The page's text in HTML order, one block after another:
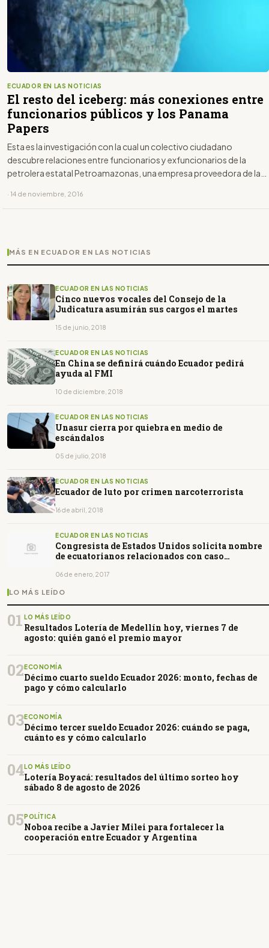
ECUADOR EN LAS NOTICIAS
El resto del iceberg: más conexiones entre
funcionarios públicos y los Panama
Papers
Esta es la investigación con la cual un colectivo ciudadano
descubre relaciones entre funcionarios y exfuncionarios de la
petrolera estatal Petroamazonas, una empresa proveedora de la
Papers.
· 14 de noviembre, 2016
MÁS EN ECUADOR EN LAS NOTICIAS
ECUADOR EN LAS NOTICIAS
Cinco nuevos vocales del Consejo de la
Judicatura asumirán sus cargos el martes
15 de junio, 2018
ECUADOR EN LAS NOTICIAS
En China se definirá cuándo Ecuador pedirá
ayuda al FMI
10 de diciembre, 2018
ECUADOR EN LAS NOTICIAS
Unasur cierra por quiebra en medio de
escándalos
05 de julio, 2018
ECUADOR EN LAS NOTICIAS
Ecuador de luto por crimen narcoterrorista
16 de abril, 2018
ECUADOR EN LAS NOTICIAS
Congresista de Estados Unidos solicita nombre
de ecuatorianos relacionados con caso
06 de enero, 2017
LO MÁS LEÍDO
01 LO MÁS LEÍDO
Resultados Lotería de Medellín hoy, viernes 7 de
agosto: quién ganó el premio mayor
02ECONOMÍA
Décimo cuarto sueldo Ecuador 2026: monto, fechas de
pago y cómo calcularlo
03ECONOMÍA
Décimo tercer sueldo Ecuador 2026: cuándo se paga,
cuánto es y cómo calcularlo
04LO MÁS LEÍDO
Lotería Boyacá: resultados del último sorteo hoy
sábado 8 de agosto de 2026
05POLÍTICA
Noboa recibe a Javier Milei para fortalecer la
cooperación entre Ecuador y Argentina